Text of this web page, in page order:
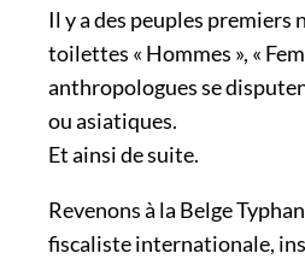
Il y a des peuples premiers
toilettes « Hommes », «
anthropologues se
ou asiatiques.
Et ainsi de suite.
Revenons à la Belge
fiscaliste internationale,